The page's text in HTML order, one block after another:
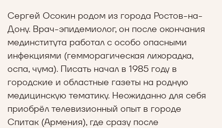
Сергей Осокин родом из города Ростов-на-
Дону. Врач-эпидемиолог, он после окончания
мединститута работал с особо опасными
инфекциями (гемморагическая лихорадка,
оспа, чума). Писать начал в 1985 году в
городские и областные газеты на родную
медицинскую тематику. Неожиданно для себя
приобрёл телевизионный опыт в городе
Спитак (Армения), где сразу после